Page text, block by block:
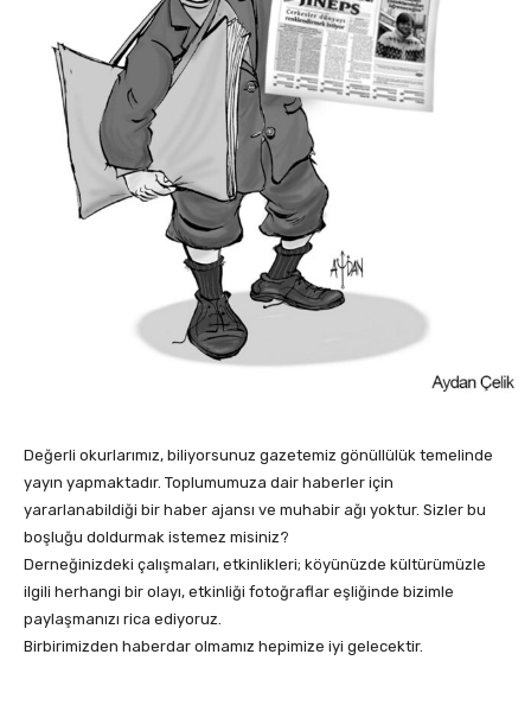
Değerli okurlarımız, biliyorsunuz gazetemiz gönüllülük temelinde
yayın yapmaktadır. Toplumumuza dair haberler için
yararlanabildiği bir haber ajansı ve muhabir ağı yoktur. Sizler bu
boşluğu doldurmak istemez misiniz?
Derneğinizdeki çalışmaları, etkinlikleri; köyünüzde kültürümüzle
ilgili herhangi bir olayı, etkinliği fotoğraflar eşliğinde bizimle
paylaşmanızı rica ediyoruz.
Birbirimizden haberdar olmamız hepimize iyi gelecektir.